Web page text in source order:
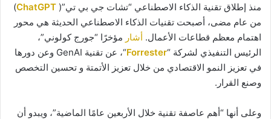
منذ إطلاق تقنية الذكاء الاصطناعي “تشات جي بي تي”( ChatGPT
)
من عام مضى، أصبحت تقنيات الذكاء الاصطناعي الحديثة هي محور
اهتمام معظم قطاعات الأعمال. أشار مؤخرًا “جورج كولوني”،
الرئيس التنفيذي لشركة “Forrester
“، عن تقنية GenAI وعن دورها
في تعزيز النمو الاقتصادي من خلال تعزيز الأتمتة و تحسين التخصص
وصنع القرار.
وعلى أنها “أهم عاصفة تقنية خلال الأربعين عامًا الماضية”، ويبدو أن